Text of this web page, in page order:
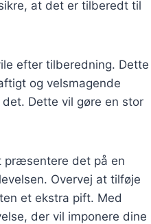
at det er tilberedt til
efter tilberedning. Dette
og velsmagende
Dette vil gøre en stor
præsentere det på en
Overvej at tilføje
et ekstra pift. Med
der vil imponere dine